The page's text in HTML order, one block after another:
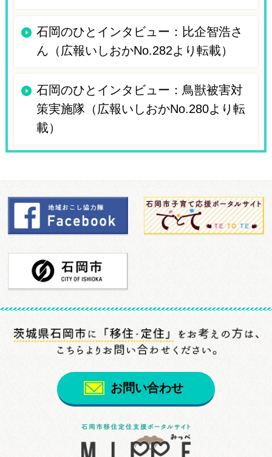
石岡のひとインタビュー：比企智浩さ
ん（広報いしおかNo.282より転載）
石岡のひとインタビュー：鳥獣被害対
策実施隊（広報いしおかNo.280より転
載）
お問い合わせ